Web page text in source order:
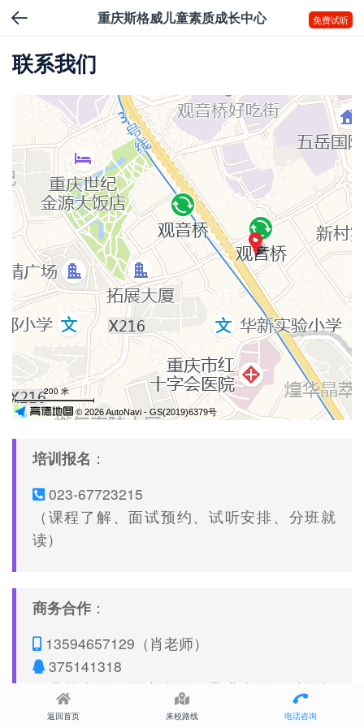
重庆斯格威儿童素质成长中心 免费试听
联系我们
培训报名 ：
023-67723215
（课程了解、面试预约、试听安排、分班就
读）
商务合作 ：
13594657129（肖老师）
375141318
（品牌合作、推广合作、异业合作、助教招
聘）
返回首页 来校路线 电话咨询